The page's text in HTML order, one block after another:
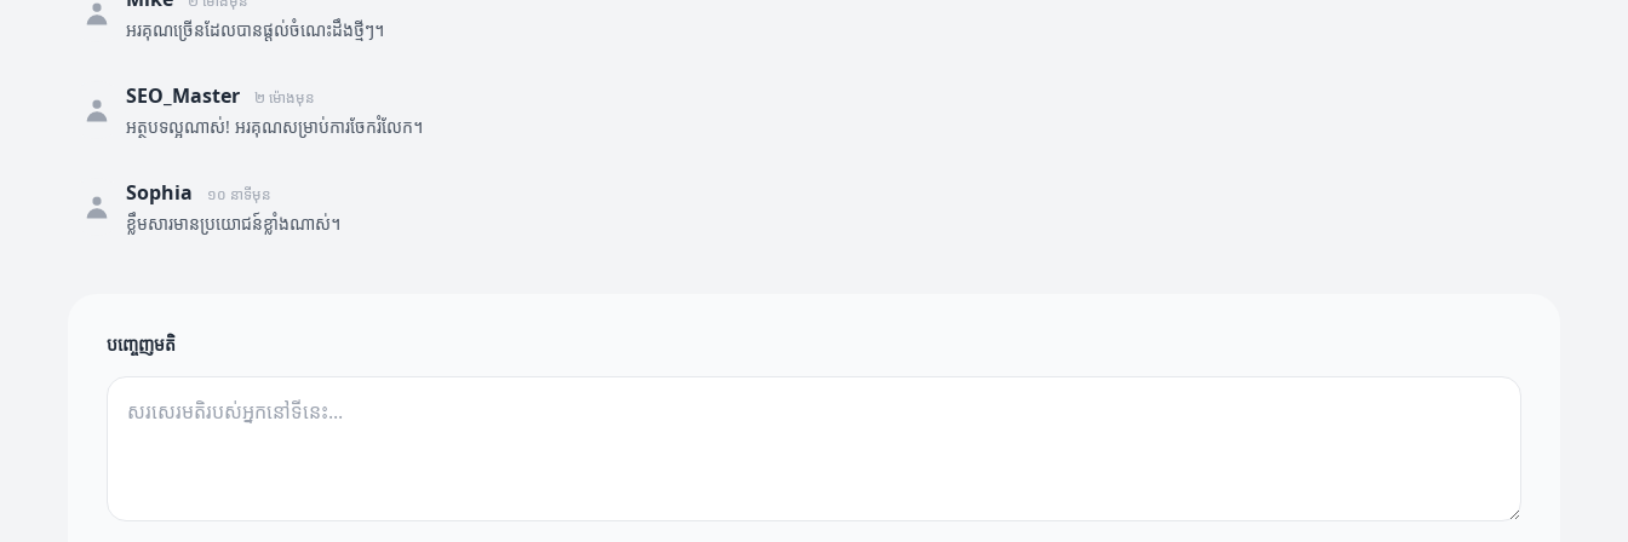
អរគុណច្រើនដែលបានផ្តល់ចំណេះដឹងថ្មីៗ។
SEO_Master ២ ម៉ោងមុន
អត្ថបទល្អណាស់! អរគុណសម្រាប់ការចែករំលែក។
Sophia ១០ នាទីមុន
ខ្លឹមសារមានប្រយោជន៍ខ្លាំងណាស់។
បញ្ចេញមតិ